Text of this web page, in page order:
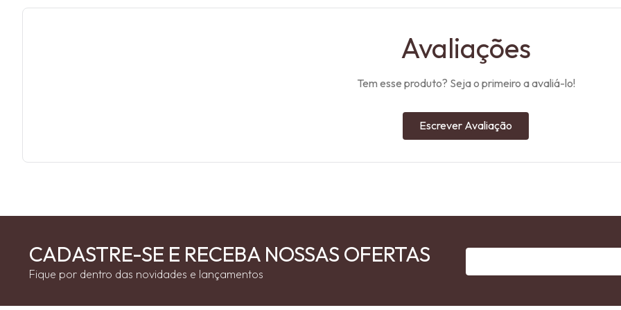
Avaliações
Tem esse produto? Seja o primeiro a avaliá-lo!
Escrever Avaliação
CADASTRE-SE E RECEBA NOSSAS OFERTAS
Fique por dentro das novidades e lançamentos